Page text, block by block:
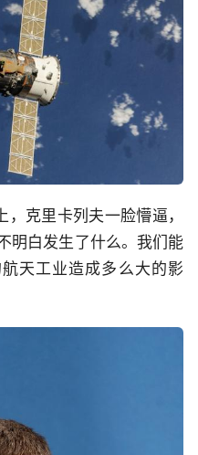
克里卡列夫一脸懵逼，
明白发生了什么。我们能
天工业造成多么大的影